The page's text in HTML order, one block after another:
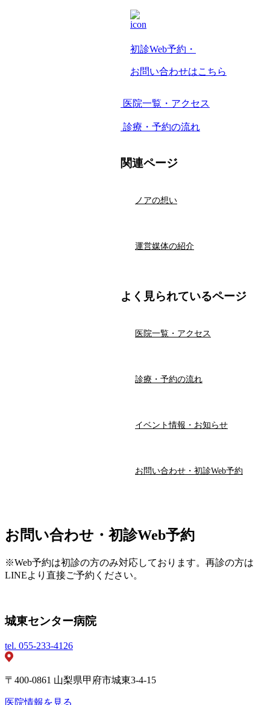
初診Web予約・
お問い合わせはこちら
医院一覧・アクセス
診療・予約の流れ
関連ページ
ノアの想い
運営媒体の紹介
よく見られているページ
医院一覧・アクセス
診療・予約の流れ
イベント情報・お知らせ
お問い合わせ・初診Web予約
お問い合わせ・初診Web予約
※Web予約は初診の方のみ対応しております。再診の方は
LINEより直接ご予約ください。
城東センター病院
tel. 055-233-4126
〒400-0861 山梨県甲府市城東3-4-15
医院情報を見る